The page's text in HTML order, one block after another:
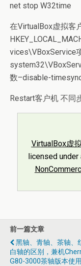
net stop W32time
在VirtualBox虚拟客
vices\VBoxService
数–disable-
Restart客户机 不同
VirtualBox虚
licensed under
前一篇文章
黑轴、青轴、茶轴、
白轴的区别，兼机
G80-3000茶轴版本使